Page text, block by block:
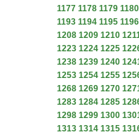
1177 1178 1179 1180
1193 1194 1195 1196
1208 1209 1210
1223 1224 1225
1238 1239 1240
1253 1254 1255
1268 1269 1270
1283 1284 1285
1298 1299 1300
1313 1314 1315